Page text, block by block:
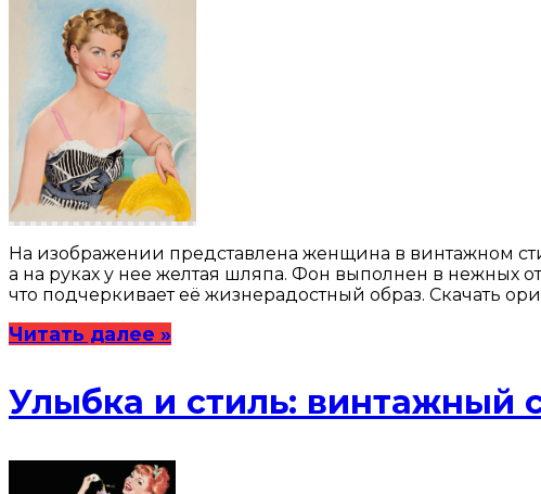
На изображении представлена женщина в винтажном
а на руках у нее желтая шляпа. Фон выполнен в нежных
что подчеркивает её жизнерадостный образ. Скачать
Читать далее »
Улыбка и стиль: винтажный